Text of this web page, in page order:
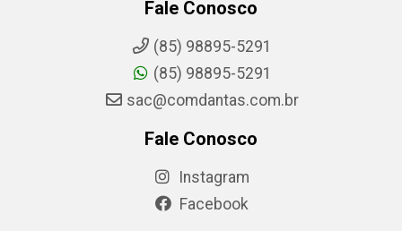
Fale Conosco
(85) 98895-5291
(85) 98895-5291
sac@comdantas.com.br
Fale Conosco
Instagram
Facebook